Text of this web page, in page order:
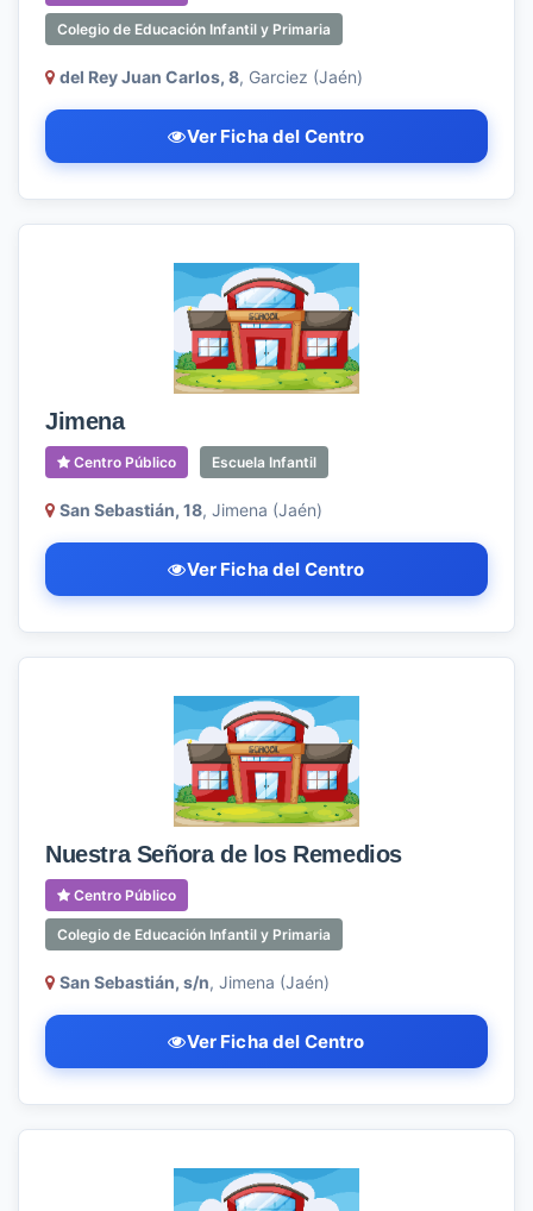
Colegio de Educación Infantil y Primaria
del Rey Juan Carlos, 8, Garciez (Jaén)
Ver Ficha del Centro
Jimena
Centro Público Escuela Infantil
San Sebastián, 18, Jimena (Jaén)
Ver Ficha del Centro
Nuestra Señora de los Remedios
Centro Público
Colegio de Educación Infantil y Primaria
San Sebastián, s/n, Jimena (Jaén)
Ver Ficha del Centro